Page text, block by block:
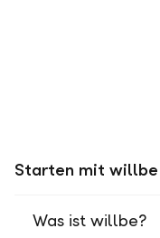
Starten mit willbe
Was ist willbe?